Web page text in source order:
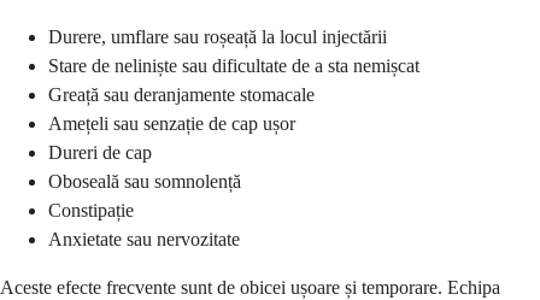
Durere, umflare sau roșeață la locul injectării
Stare de neliniște sau dificultate de a sta nemișcat
Greață sau deranjamente stomacale
Amețeli sau senzație de cap ușor
Dureri de cap
Oboseală sau somnolență
Constipație
Anxietate sau nervozitate
Aceste efecte frecvente sunt de obicei ușoare și temporare. Echipa